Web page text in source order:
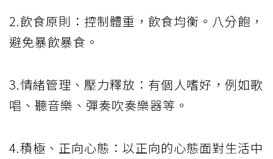
2.飲食原則：控制體重，飲食均衡。八分飽，
避免暴飲暴食。
3.情緒管理、壓力釋放：有個人嗜好，例如歌
唱、聽音樂、彈奏吹奏樂器等。
4.積極、正向心態：以正向的心態面對生活中